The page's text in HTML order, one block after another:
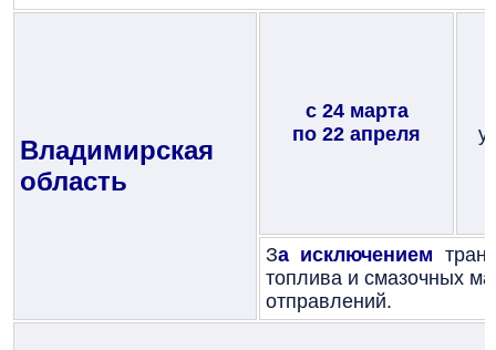
Владимирская
область
с 24 марта
по 22 апреля
За исключением
топлива и смазочных
отправлений.